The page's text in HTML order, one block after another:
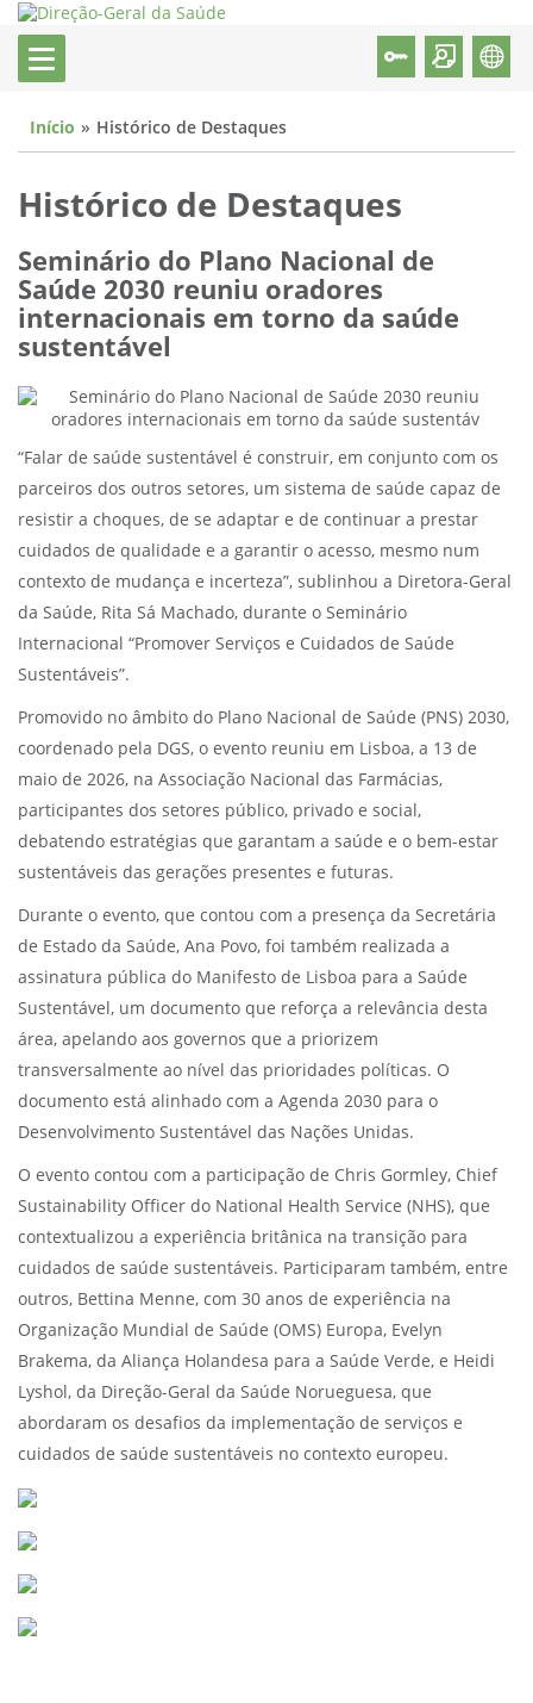
Início Histórico de Destaques
Histórico de Destaques
Seminário do Plano Nacional de
Saúde 2030 reuniu oradores
internacionais em torno da saúde
sustentável
“Falar de saúde sustentável é construir, em conjunto com os
parceiros dos outros setores, um sistema de saúde capaz de
resistir a choques, de se adaptar e de continuar a prestar
cuidados de qualidade e a garantir o acesso, mesmo num
contexto de mudança e incerteza”, sublinhou a Diretora-Geral
da Saúde, Rita Sá Machado, durante o Seminário
Internacional “Promover Serviços e Cuidados de Saúde
Sustentáveis”.
Promovido no âmbito do Plano Nacional de Saúde (PNS) 2030,
coordenado pela DGS, o evento reuniu em Lisboa, a 13 de
maio de 2026, na Associação Nacional das Farmácias,
participantes dos setores público, privado e social,
debatendo estratégias que garantam a saúde e o bem-estar
sustentáveis das gerações presentes e futuras.
Durante o evento, que contou com a presença da Secretária
de Estado da Saúde, Ana Povo, foi também realizada a
assinatura pública do Manifesto de Lisboa para a Saúde
Sustentável, um documento que reforça a relevância desta
área, apelando aos governos que a priorizem
transversalmente ao nível das prioridades políticas. O
documento está alinhado com a Agenda 2030 para o
Desenvolvimento Sustentável das Nações Unidas.
O evento contou com a participação de Chris Gormley, Chief
Sustainability Officer do National Health Service (NHS), que
contextualizou a experiência britânica na transição para
cuidados de saúde sustentáveis. Participaram também, entre
outros, Bettina Menne, com 30 anos de experiência na
Organização Mundial de Saúde (OMS) Europa, Evelyn
Brakema, da Aliança Holandesa para a Saúde Verde, e Heidi
Lyshol, da Direção-Geral da Saúde Norueguesa, que
abordaram os desafios da implementação de serviços e
cuidados de saúde sustentáveis no contexto europeu.